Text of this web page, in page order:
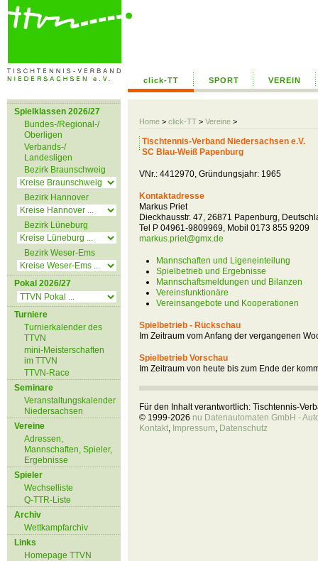
click-TT SPORT VEREIN
Home > click-TT > Vereine >
Spielklassen 2026/27
Bundes-/Regional-/
Oberligen
Verbands-/
Landesligen
Bezirk Braunschweig
Bezirk Hannover
Bezirk Lüneburg
Bezirk Weser-Ems
Pokal 2026/27
Turniere
Turnierkalender des
TTVN
mini-Meisterschaften
im TTVN
TTVN-Race
Seminare
Veranstaltungskalender
Niedersachsen
Vereine
Adressen,
Mannschaften, Spieler,
Ergebnisse
Spieler
Wechselliste
Q-TTR-Liste
Archiv
Wettkampfarchiv
Links
Homepage TTVN
Tischtennis-Verband Niedersachsen e.V.
SC Blau-Weiß Papenburg
VNr.: 4412970, Gründungsjahr: 1965
Kontaktadresse
Markus Priet
Dieckhausstr. 47, 26871 Papenburg,
Tel P 04961-9809969, Mobil 0173 855 9209
markus.priet@gmx.de
Mannschaften und Ligeneinteilung
Spielbetrieb und Ergebnisse
Mannschaftsmeldungen und Bilanzen
Vereinsfunktionäre
Vereinsangebote und Kooperationen
Spielbetrieb - Rückschau
Im Zeitraum vom Anfang der vergangenen
Spielbetrieb Vorschau
Im Zeitraum von heute bis zum Ende der
Für den Inhalt verantwortlich: Tischtennis-
© 1999-2026 nu Datenautomaten GmbH -
Kontakt, Impressum, Datenschutz